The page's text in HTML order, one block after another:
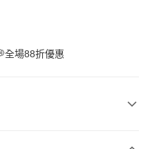
全場88折優惠